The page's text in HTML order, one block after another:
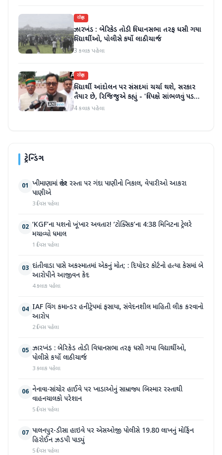
રાષ્ટ્રીય
ઝારખંડ : બેરિકેડ તોડી વિધાનસભા તરફ ધસી ગયા
વિદ્યાર્થીઓ, પોલીસે કર્યો લાઠીચાર્જ
3 કલાક પહેલા
રાષ્ટ્રીય
વિદ્યાર્થી આંદોલન પર સંસદમાં ચર્ચા થશે, સરકાર
તૈયાર છે, રિજિજુએ કહ્યું - 'વિપક્ષે સાંભળવું પડશે,
ગૃહમંત્રી જવાબ આપશે'
4 કલાક પહેલા
ટ્રેન્ડિંગ
01 ખીમાણામાં જાહેર રસ્તા પર ગંદા પાણીનો નિકાલ, વેપારીઓ આકરા
પાણીએ
3 દિવસ પહેલા
02 ‘KGF’ના યશનો ખૂંખાર અવતાર! ‘ટોક્સિક’ના 4:38 મિનિટના ટ્રેલરે
મચાવ્યો ધમાલ
1 દિવસ પહેલા
03 દાંતીવાડા પાસે અકસ્માતમાં એકનું મોત; : દિયોદર કોર્ટનો હત્યા કેસમાં બે
આરોપીને આજીવન કેદ
4 કલાક પહેલા
04 IAF વિંગ કમાન્ડર હનીટ્રેપમાં ફસાયા, સંવેદનશીલ માહિતી લીક કરવાનો
આરોપ
2 દિવસ પહેલા
05 ઝારખંડ : બેરિકેડ તોડી વિધાનસભા તરફ ધસી ગયા વિદ્યાર્થીઓ,
પોલીસે કર્યો લાઠીચાર્જ
3 કલાક પહેલા
06 નેનાવા-સાંચોર હાઈવે પર ખાડાઓનું સામ્રાજ્ય બિસ્માર રસ્તાથી
વાહનચાલકો પરેશાન
5 દિવસ પહેલા
07 પાલનપુર-ડીસા હાઇવે પર એસઓજી પોલીસે 19.80 લાખનું મોર્ફિન
હિરોઈન ઝડપી પાડ્યું
5 દિવસ પહેલા